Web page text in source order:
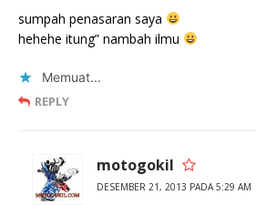
sumpah penasaran saya
hehehe itung” nambah ilmu
Memuat...
REPLY
motogokil
DESEMBER 21, 2013 PADA 5:29 AM